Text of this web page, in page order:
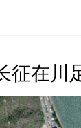
征在